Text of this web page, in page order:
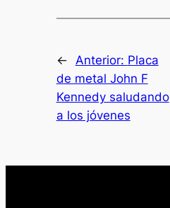
← Anterior: Placa
de metal John F
Kennedy saludando
a los jóvenes